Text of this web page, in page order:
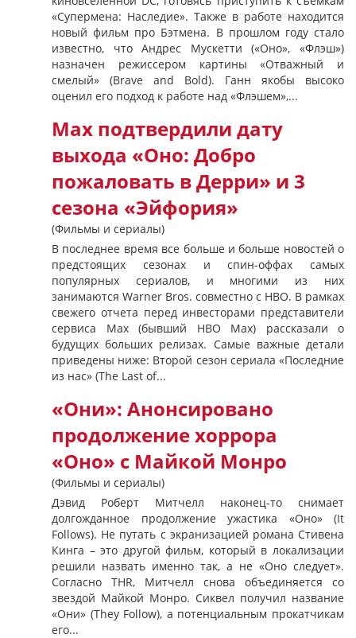
«Супермена: Наследие». Также в работе находится
новый фильм про Бэтмена. В прошлом году стало
известно, что Андрес Мускетти («Оно», «Флэш»)
назначен режиссером картины «Отважный и
смелый» (Brave and Bold). Ганн якобы высоко
оценил его подход к работе над «Флэшем»,...
Max подтвердили дату
выхода «Оно: Добро
пожаловать в Дерри» и 3
сезона «Эйфория»
(Фильмы и сериалы)
В последнее время все больше и больше новостей о
предстоящих сезонах и спин-оффах самых
популярных сериалов, и многими из них
занимаются Warner Bros. совместно с HBO. В рамках
свежего отчета перед инвесторами представители
сервиса Max (бывший HBO Max) рассказали о
будущих больших релизах. Самые важные детали
приведены ниже: Второй сезон сериала «Последние
из нас» (The Last of...
«Они»: Анонсировано
продолжение хоррора
«Оно» с Майкой Монро
(Фильмы и сериалы)
Дэвид Роберт Митчелл наконец-то снимает
долгожданное продолжение ужастика «Оно» (It
Follows). Не путать с экранизацией романа Стивена
Кинга – это другой фильм, который в локализации
решили назвать именно так, а не «Оно следует».
Согласно THR, Митчелл снова объединяется со
звездой Майкой Монро. Сиквел получил название
«Они» (They Follow), а потенциальным прокатчикам
его...